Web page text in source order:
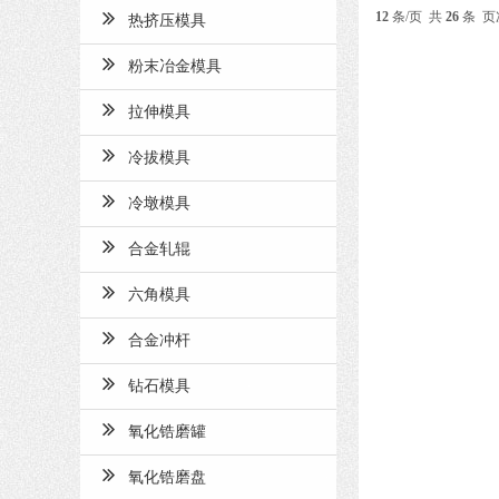
热挤压模具
粉末冶金模具
拉伸模具
冷拔模具
冷墩模具
合金轧辊
六角模具
合金冲杆
钻石模具
氧化锆磨罐
氧化锆磨盘
12 条/页 共 26 条 页